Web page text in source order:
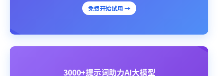
免费开始试用 →
3000+提示词助力AI大模型